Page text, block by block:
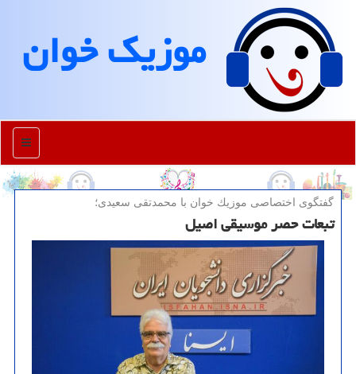
موزیك خوان
منو
گفتگوی اختصاصی موزیك خوان با محمدتقی سعیدی؛
تبعات حصر موسیقی اصیل